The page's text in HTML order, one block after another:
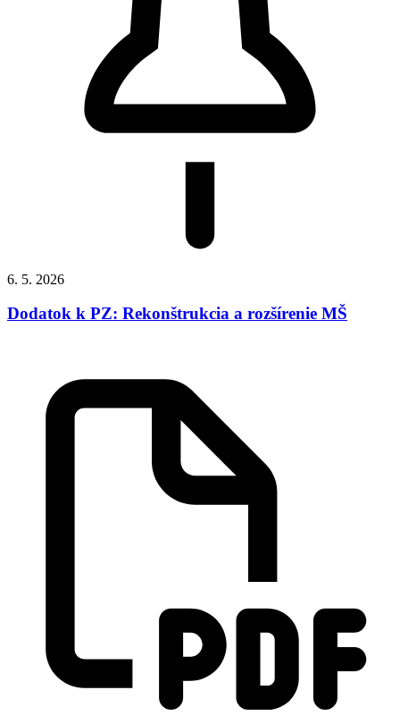
6. 5. 2026
Dodatok k PZ: Rekonštrukcia a rozšírenie MŠ